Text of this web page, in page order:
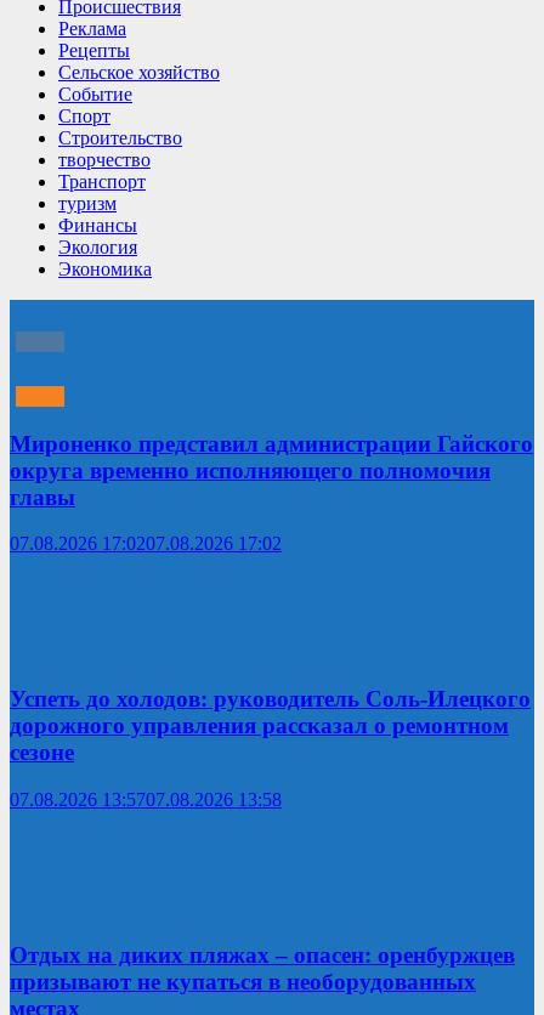
Происшествия
Реклама
Рецепты
Сельское хозяйство
Событие
Спорт
Строительство
творчество
Транспорт
туризм
Финансы
Экология
Экономика
Мироненко представил администрации Гайского
округа временно исполняющего полномочия
главы
07.08.2026 17:0207.08.2026 17:02
Успеть до холодов: руководитель Соль-Илецкого
дорожного управления рассказал о ремонтном
сезоне
07.08.2026 13:5707.08.2026 13:58
Отдых на диких пляжах – опасен: оренбуржцев
призывают не купаться в необорудованных
местах